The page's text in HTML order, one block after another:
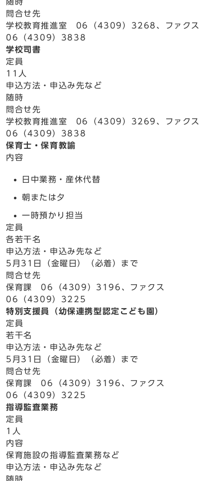
問合せ先
学校教育推進室 06（4309）3268、ファクス
06（4309）3838
学校司書
定員
11人
申込方法・申込み先など
随時
問合せ先
学校教育推進室 06（4309）3269、ファクス
06（4309）3838
保育士・保育教諭
内容
日中業務・産休代替
朝または夕
一時預かり担当
定員
各若干名
申込方法・申込み先など
5月31日（金曜日）（必着）まで
問合せ先
保育課 06（4309）3196、ファクス
06（4309）3225
特別支援員（幼保連携型認定こども園）
定員
若干名
申込方法・申込み先など
5月31日（金曜日）（必着）まで
問合せ先
保育課 06（4309）3196、ファクス
06（4309）3225
指導監査業務
定員
1人
内容
保育施設の指導監査業務など
申込方法・申込み先など
随時